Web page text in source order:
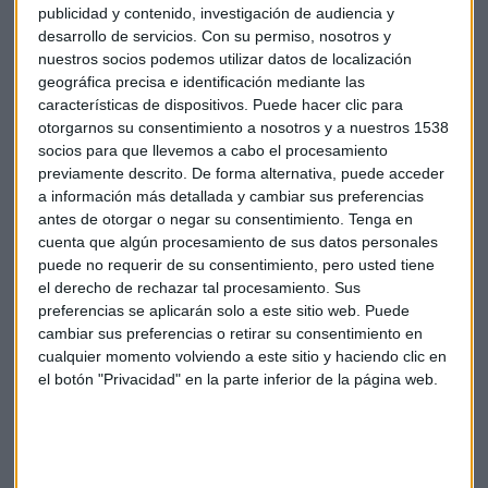
publicidad y contenido, investigación de audiencia y
desarrollo de servicios. Con su permiso, nosotros y
nuestros socios podemos utilizar datos de localización
geográfica precisa e identificación mediante las
características de dispositivos. Puede hacer clic para
otorgarnos su consentimiento a nosotros y a nuestros 1538
socios para que llevemos a cabo el procesamiento
previamente descrito. De forma alternativa, puede acceder
a información más detallada y cambiar sus preferencias
antes de otorgar o negar su consentimiento. Tenga en
cuenta que algún procesamiento de sus datos personales
puede no requerir de su consentimiento, pero usted tiene
el derecho de rechazar tal procesamiento. Sus
preferencias se aplicarán solo a este sitio web. Puede
cambiar sus preferencias o retirar su consentimiento en
cualquier momento volviendo a este sitio y haciendo clic en
el botón "Privacidad" en la parte inferior de la página web.
Y todo esto lo lee el dólar. O mejor dicho, la Reserva Federal,
que temerosa de los efectos colaterales de la menor
expansión de la segunda economía del mundo, podría
seguir dando largas a una subida de tipos.
(FOTO: Caleb Knott, www.flickr.com)
Tipos de interés Economía china Dólar
Reserva federal